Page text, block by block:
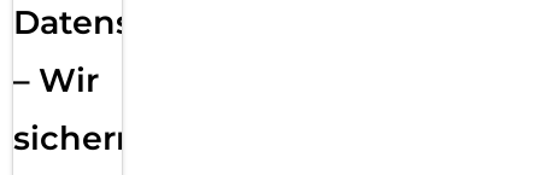
Datensicherung
– Wir
sichern